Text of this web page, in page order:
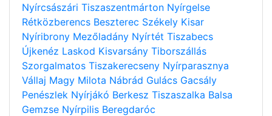
Nyírcsászári Tiszaszentmárton Nyírgelse
Rétközberencs Beszterec Székely Kisar
Nyíribrony Mezőladány Nyírtét Tiszabecs
Újkenéz Laskod Kisvarsány Tiborszállás
Szorgalmatos Tiszakerecseny Nyírparasznya
Vállaj Magy Milota Nábrád Gulács Gacsály
Penészlek Nyírjákó Berkesz Tiszaszalka Balsa
Gemzse Nyírpilis Beregdaróc